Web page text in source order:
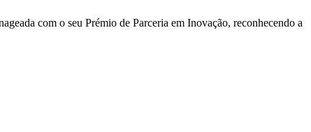
com o seu Prémio de Parceria em Inovação, reconhecendo a